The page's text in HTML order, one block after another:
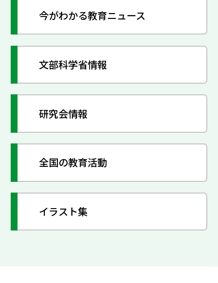
今がわかる教育ニュース
文部科学省情報
研究会情報
全国の教育活動
イラスト集